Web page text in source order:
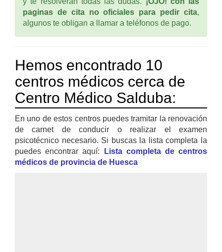
paginas de cita no oficiales para pedir cita,
algunos te obligan a llamar a teléfonos de pago.
Hemos encontrado 10
centros médicos cerca de
Centro Médico Salduba:
En uno de estos centros puedes tramitar la renovación
de carnet de conducir o realizar el examen
psicotécnico necesario. Si buscas la lista completa la
puedes encontrar aquí:
Lista completa de centros
médicos de provincia de Huesca